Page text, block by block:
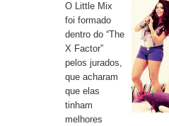
O Little Mix
foi formado
dentro do “The
X Factor”
pelos jurados,
que acharam
que elas
tinham
melhores